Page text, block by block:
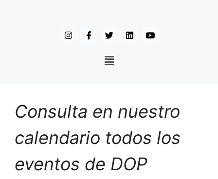
Consulta en nuestro
calendario todos los
eventos de DOP